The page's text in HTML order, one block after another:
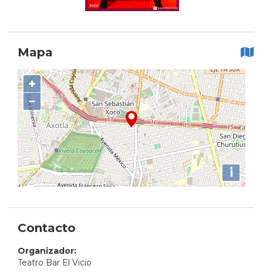
Mapa
+
−
i
Contacto
Organizador:
Teatro Bar El Vicio